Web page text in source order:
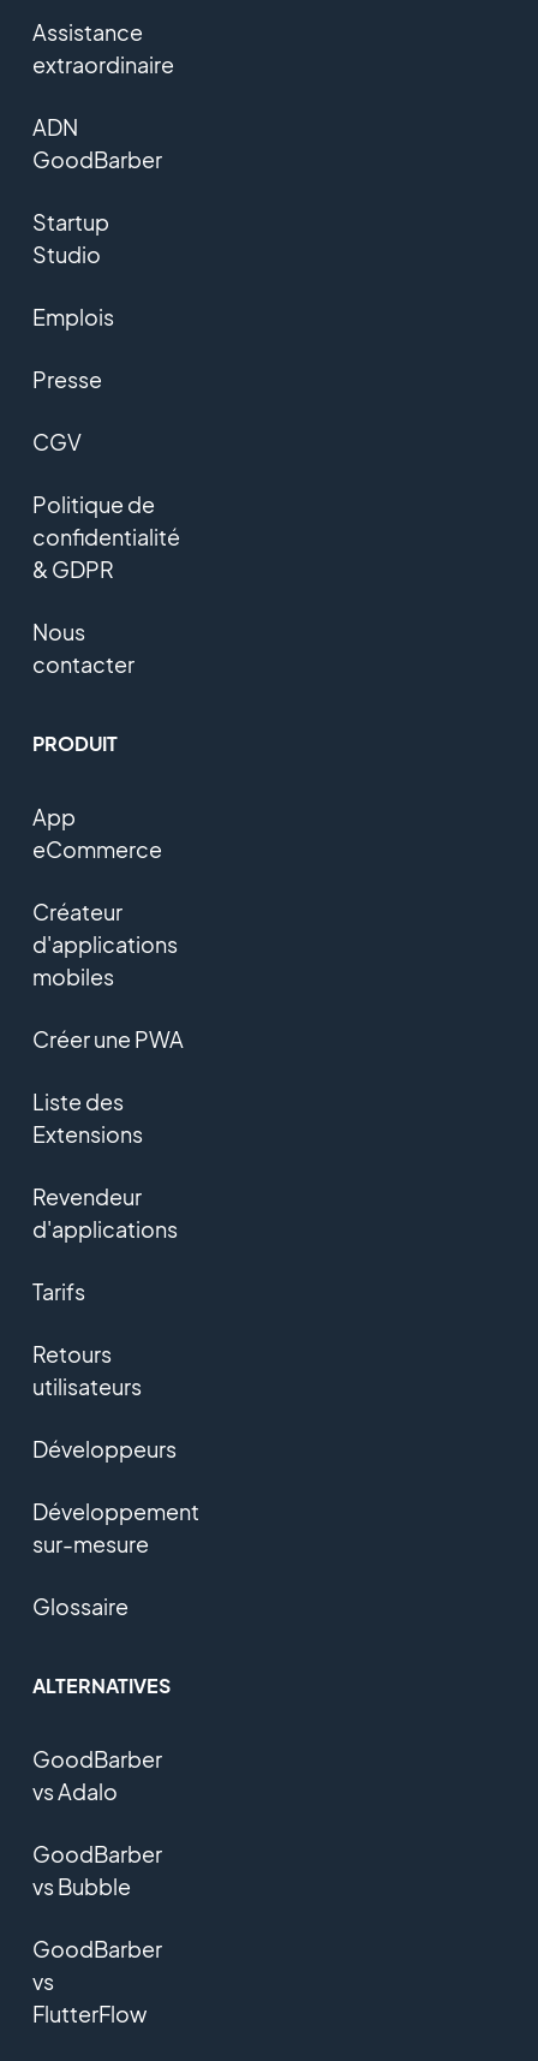
Assistance
extraordinaire
ADN
GoodBarber
Startup
Studio
Emplois
Presse
CGV
Politique de
confidentialité
& GDPR
Nous
contacter
PRODUIT
App
eCommerce
Créateur
d'applications
mobiles
Créer une PWA
Liste des
Extensions
Revendeur
d'applications
Tarifs
Retours
utilisateurs
Développeurs
Développement
sur-mesure
Glossaire
ALTERNATIVES
GoodBarber
vs Adalo
GoodBarber
vs Bubble
GoodBarber
vs
FlutterFlow